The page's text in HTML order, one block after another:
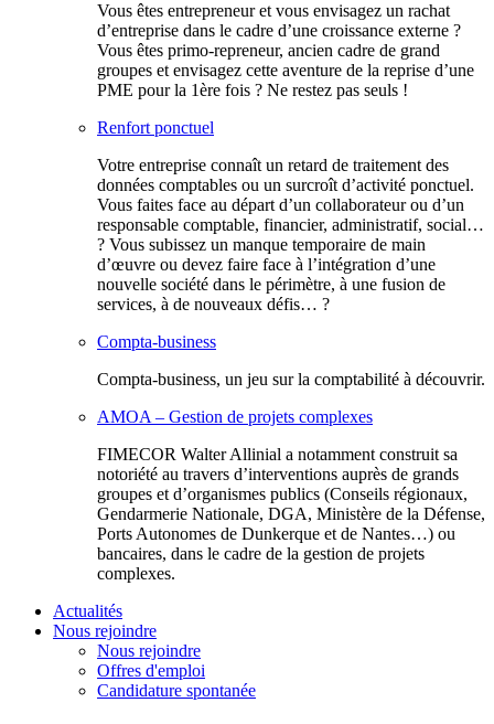
Vous êtes entrepreneur et vous envisagez un rachat
d’entreprise dans le cadre d’une croissance externe ?
Vous êtes primo-repreneur, ancien cadre de grand
groupes et envisagez cette aventure de la reprise d’une
PME pour la 1ère fois ? Ne restez pas seuls !
Renfort ponctuel
Votre entreprise connaît un retard de traitement des
données comptables ou un surcroît d’activité ponctuel.
Vous faites face au départ d’un collaborateur ou d’un
responsable comptable, financier, administratif, social…
? Vous subissez un manque temporaire de main
d’œuvre ou devez faire face à l’intégration d’une
nouvelle société dans le périmètre, à une fusion de
services, à de nouveaux défis… ?
Compta-business
Compta-business, un jeu sur la comptabilité à découvrir.
AMOA – Gestion de projets complexes
FIMECOR Walter Allinial a notamment construit sa
notoriété au travers d’interventions auprès de grands
groupes et d’organismes publics (Conseils régionaux,
Gendarmerie Nationale, DGA, Ministère de la Défense,
Ports Autonomes de Dunkerque et de Nantes…) ou
bancaires, dans le cadre de la gestion de projets
complexes.
Actualités
Nous rejoindre
Nous rejoindre
Offres d'emploi
Candidature spontanée